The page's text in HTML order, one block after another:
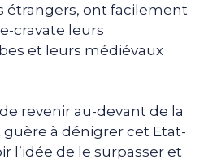
étrangers, ont facilement
cravate leurs
et leurs médiévaux
revenir au-devant de la
guère à dénigrer cet Etat-
l’idée de le surpasser et